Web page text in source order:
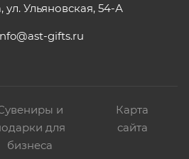
ул. Ульяновская, 54-А
gifts.ru
и
для
бизнеса
Карта
сайта